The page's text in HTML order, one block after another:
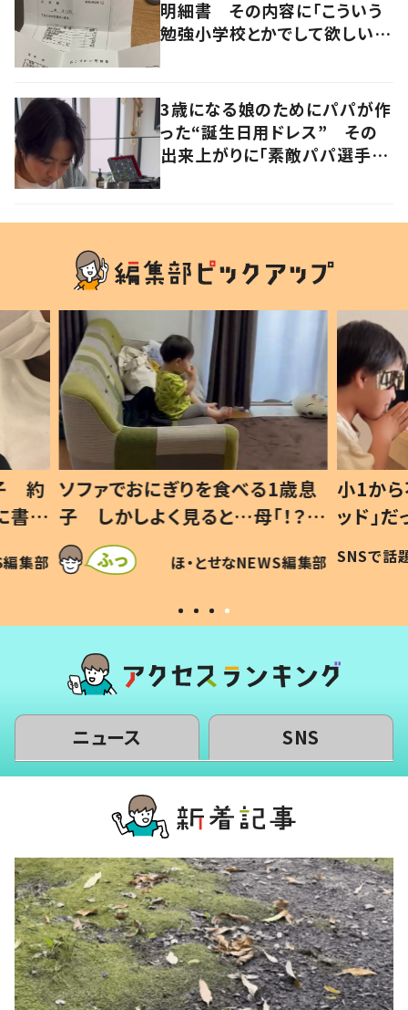
明細書 その内容に「こういう
勉強小学校とかでして欲しい」
3歳になる娘のためにパパが作
った“誕生日用ドレス” その
出来上がりに「素敵パパ選手権
歳息
？」
編集部
小1から不登校、息子は「ギフテ
ッド」だった 父が“ウチ給食”を
作り続ける理由とは #令和の親
#令和の子
SNSで話題 ほ・とせなNEWS編集部
ひ孫
が、抱
「涙
い」
ニュース SNS